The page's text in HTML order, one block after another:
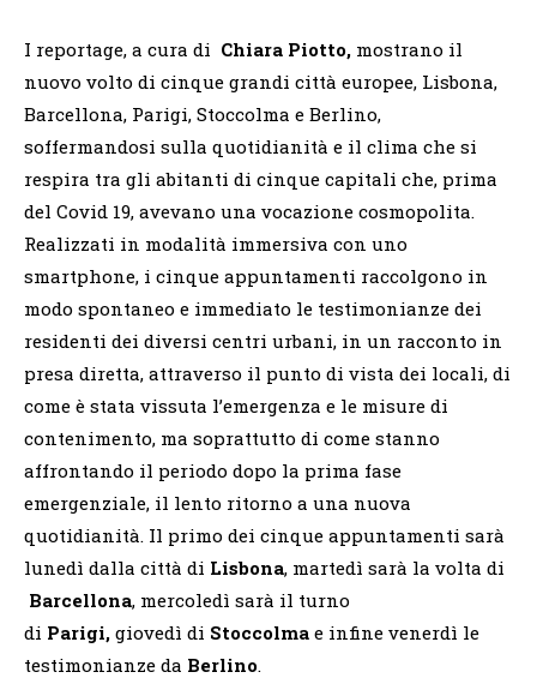
I reportage, a cura di Chiara Piotto, mostrano il
nuovo volto di cinque grandi città europee, Lisbona,
Barcellona, Parigi, Stoccolma e Berlino,
soffermandosi sulla quotidianità e il clima che si
respira tra gli abitanti di cinque capitali che, prima
del Covid 19, avevano una vocazione cosmopolita.
Realizzati in modalità immersiva con uno
smartphone, i cinque appuntamenti raccolgono in
modo spontaneo e immediato le testimonianze dei
residenti dei diversi centri urbani, in un racconto in
presa diretta, attraverso il punto di vista dei locali, di
come è stata vissuta l’emergenza e le misure di
contenimento, ma soprattutto di come stanno
affrontando il periodo dopo la prima fase
emergenziale, il lento ritorno a una nuova
quotidianità. Il primo dei cinque appuntamenti sarà
lunedì dalla città di Lisbona, martedì sarà la volta di
Barcellona, mercoledì sarà il turno
di Parigi, giovedì di Stoccolma e infine venerdì le
testimonianze da Berlino.